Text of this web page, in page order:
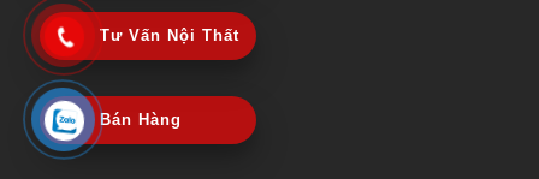
Tư Vấn Nội Thất
Bán Hàng